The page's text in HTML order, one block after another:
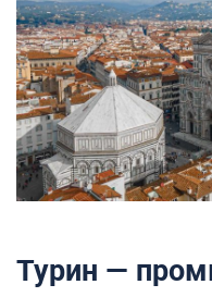
Турин —